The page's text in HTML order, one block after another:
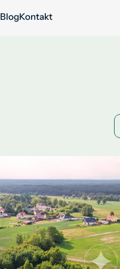
BlogKontakt